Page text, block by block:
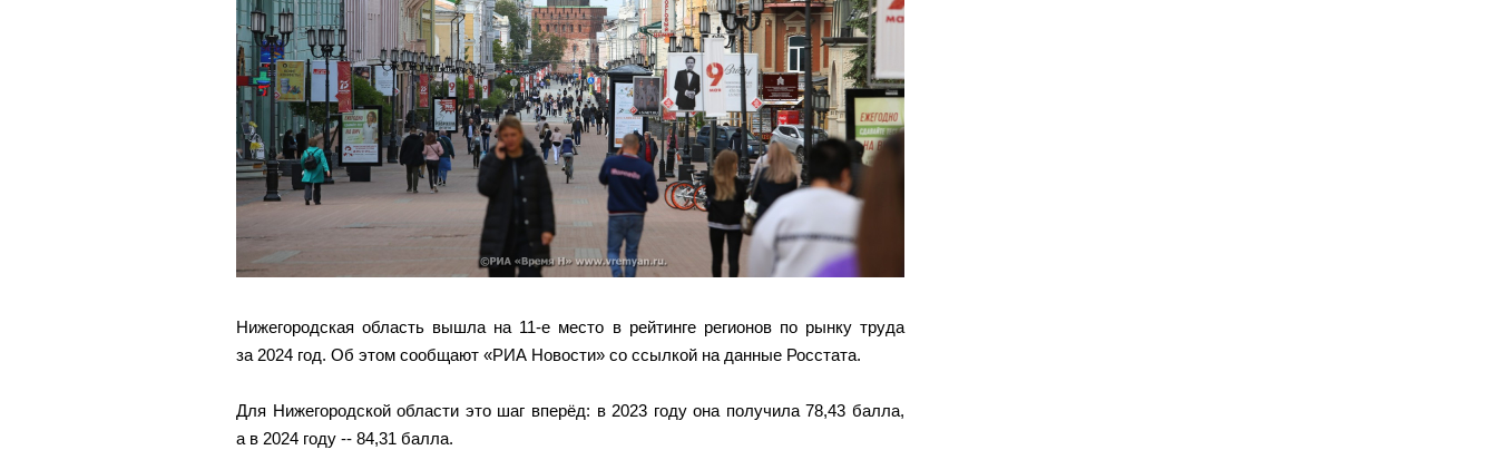
Нижегородская область вышла на 11-е место в рейтинге регионов по рынку труда
за 2024 год. Об этом сообщают «РИА Новости» со ссылкой на данные Росстата.
Для Нижегородской области это шаг вперёд: в 2023 году она получила 78,43 балла,
а в 2024 году -- 84,31 балла.